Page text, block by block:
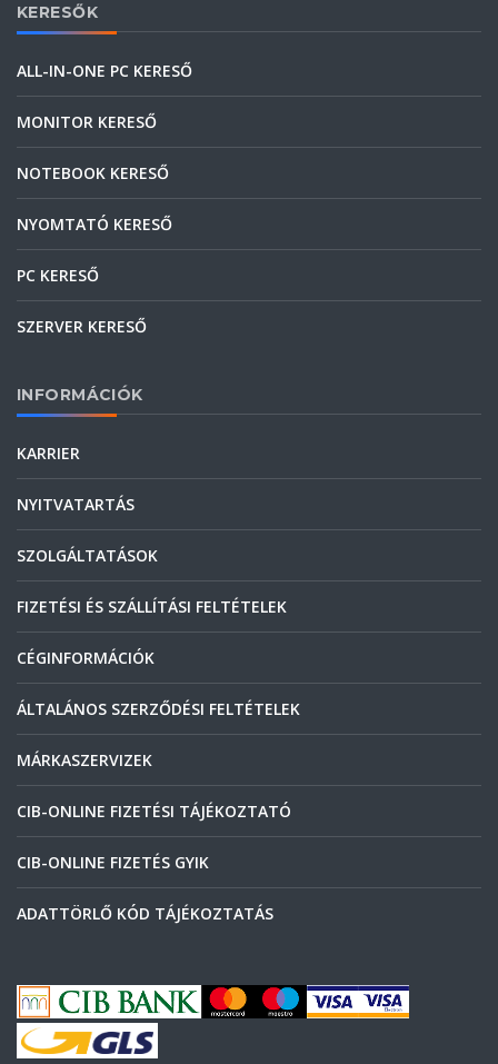
KERESŐK
ALL-IN-ONE PC KERESŐ
MONITOR KERESŐ
NOTEBOOK KERESŐ
NYOMTATÓ KERESŐ
PC KERESŐ
SZERVER KERESŐ
INFORMÁCIÓK
KARRIER
NYITVATARTÁS
SZOLGÁLTATÁSOK
FIZETÉSI ÉS SZÁLLÍTÁSI FELTÉTELEK
CÉGINFORMÁCIÓK
ÁLTALÁNOS SZERZŐDÉSI FELTÉTELEK
MÁRKASZERVIZEK
CIB-ONLINE FIZETÉSI TÁJÉKOZTATÓ
CIB-ONLINE FIZETÉS GYIK
ADATTÖRLŐ KÓD TÁJÉKOZTATÁS